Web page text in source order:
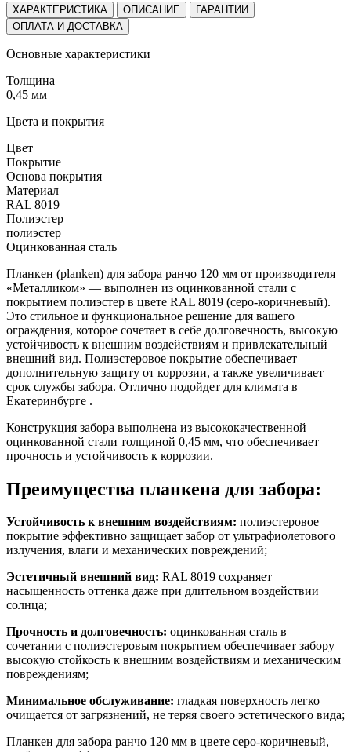
ХАРАКТЕРИСТИКА ОПИСАНИЕ
ГАРАНТИИ
ОПЛАТА И ДОСТАВКА
Основные характеристики
Толщина
0,45 мм
Цвета и покрытия
Цвет
Покрытие
Основа покрытия
Материал
RAL 8019
Полиэстер
полиэстер
Оцинкованная сталь
Планкен (planken) для забора ранчо 120 мм от производителя
«Металликом» — выполнен из оцинкованной стали с
покрытием полиэстер в цвете RAL 8019 (серо-коричневый).
Это стильное и функциональное решение для вашего
ограждения, которое сочетает в себе долговечность, высокую
устойчивость к внешним воздействиям и привлекательный
внешний вид. Полиэстеровое покрытие обеспечивает
дополнительную защиту от коррозии, а также увеличивает
срок службы забора. Отлично подойдет для климата в
Екатеринбурге .
Конструкция забора выполнена из высококачественной
оцинкованной стали толщиной 0,45 мм, что обеспечивает
прочность и устойчивость к коррозии.
Преимущества планкена для забора:
Устойчивость к внешним воздействиям: полиэстеровое
покрытие эффективно защищает забор от ультрафиолетового
излучения, влаги и механических повреждений;
Эстетичный внешний вид: RAL 8019 сохраняет
насыщенность оттенка даже при длительном воздействии
солнца;
Прочность и долговечность: оцинкованная сталь в
сочетании с полиэстеровым покрытием обеспечивает забору
высокую стойкость к внешним воздействиям и механическим
повреждениям;
Минимальное обслуживание: гладкая поверхность легко
очищается от загрязнений, не теряя своего эстетического вида;
Планкен для забора ранчо 120 мм в цвете серо-коричневый,